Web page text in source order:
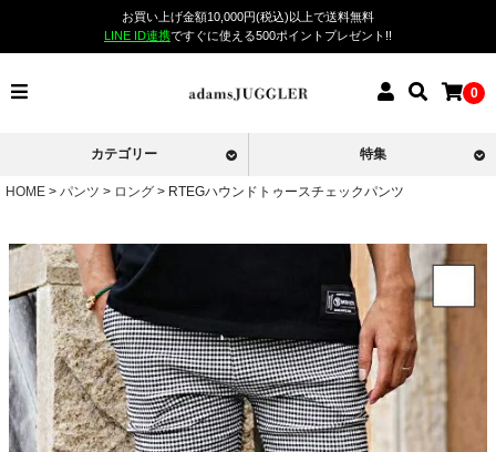
お買い上げ金額10,000円(税込)以上で送料無料
LINE ID連携ですぐに使える500ポイントプレゼント!!
0
カテゴリー 特集
HOME パンツ ロング RTEGハウンドトゥースチェックパンツ